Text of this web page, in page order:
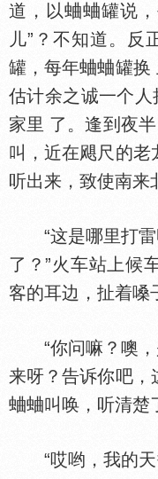
道，以蛐蛐罐说
儿”？不知道。反
罐，每年蛐蛐罐换
估计余之诚一个人
家里 了。逢到夜
叫，近在飓尺的老
听出来，致使南来
“这是哪里打雷
了？”火车站上候
客的耳边，扯着嗓
“你问嘛？噢，
来呀？告诉你吧，
蛐蛐叫唤，听清楚
“哎哟，我的天